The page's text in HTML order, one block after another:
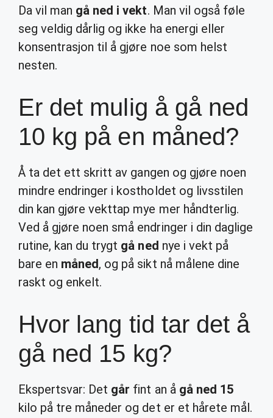
Da vil man gå ned i vekt. Man vil også føle
seg veldig dårlig og ikke ha energi eller
konsentrasjon til å gjøre noe som helst
nesten.
Er det mulig å gå ned
10 kg på en måned?
Å ta det ett skritt av gangen og gjøre noen
mindre endringer i kostholdet og livsstilen
din kan gjøre vekttap mye mer håndterlig.
Ved å gjøre noen små endringer i din daglige
rutine, kan du trygt gå ned nye i vekt på
bare en måned, og på sikt nå målene dine
raskt og enkelt.
Hvor lang tid tar det å
gå ned 15 kg?
Ekspertsvar: Det går fint an å gå ned 15
kilo på tre måneder og det er et hårete mål.